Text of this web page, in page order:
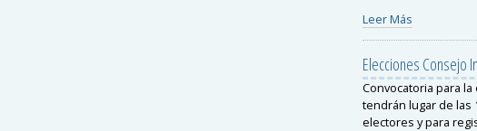
Leer Más
Elecciones Consejo
Convocatoria para
tendrán lugar de las
electores y para